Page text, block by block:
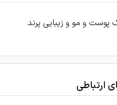
کلینیک تمیزی بود
عالی بود
پوست و مو و زیبایی پرند
ارتباطی